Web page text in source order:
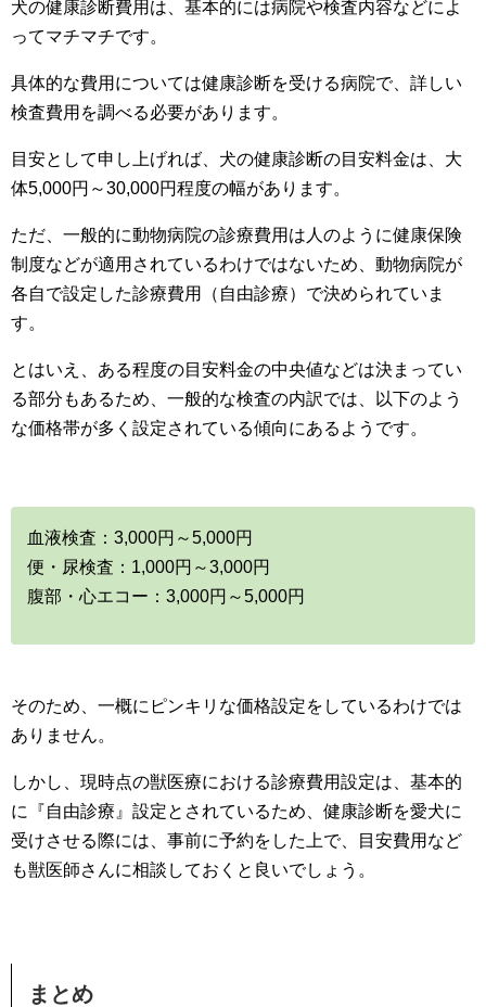
犬の健康診断費用は、基本的には病院や検査内容などによ
ってマチマチです。
具体的な費用については健康診断を受ける病院で、詳しい
検査費用を調べる必要があります。
目安として申し上げれば、犬の健康診断の目安料金は、大
体5,000円～30,000円程度の幅があります。
ただ、一般的に動物病院の診療費用は人のように健康保険
制度などが適用されているわけではないため、動物病院が
各自で設定した診療費用（自由診療）で決められていま
す。
とはいえ、ある程度の目安料金の中央値などは決まってい
る部分もあるため、一般的な検査の内訳では、以下のよう
な価格帯が多く設定されている傾向にあるようです。
血液検査：3,000円～5,000円
便・尿検査：1,000円～3,000円
腹部・心エコー：3,000円～5,000円
そのため、一概にピンキリな価格設定をしているわけでは
ありません。
しかし、現時点の獣医療における診療費用設定は、基本的
に『自由診療』設定とされているため、健康診断を愛犬に
受けさせる際には、事前に予約をした上で、目安費用など
も獣医師さんに相談しておくと良いでしょう。
まとめ